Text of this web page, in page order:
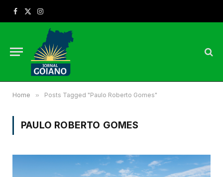
Facebook
X
Instagram
Home » Posts Tagged "Paulo Roberto Gomes"
PAULO ROBERTO GOMES